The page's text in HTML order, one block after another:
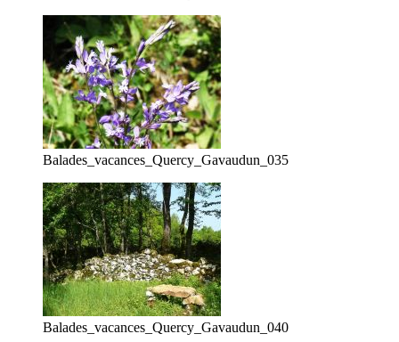
Balades_vacances_Quercy_Gavaudun_035
Balades_vacances_Quercy_Gavaudun_040